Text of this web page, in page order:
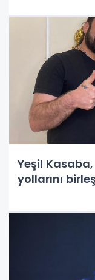
Yeşil
yollarını